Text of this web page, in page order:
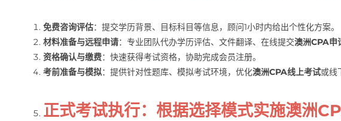
免费咨询评估：提交学历背景、目标科目等信息，顾问1小时内给出个性化方案。
材料准备与远程申请：专业团队代办学历评估、文件翻译、在线提交澳洲CPA申
资格确认与缴费：快速获得考试资格，协助完成会员注册。
考前准备与模拟：提供针对性题库、模拟考试环境，优化澳洲CPA线上考试或线
正式考试执行：根据选择模式实施澳洲